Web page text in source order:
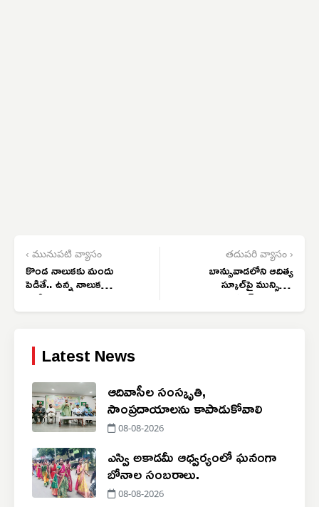
‹ మునుపటి వ్యాసం
కొండ నాలుకకు మందు
పెడితే.. ఉన్న నాలుక
ఊడినట్లు..
తదుపరి వ్యాసం ›
బాన్సువాడలోని ఆదిత్య
స్కూల్‌పై మున్సిపల్
కమిషనర్‌కు ఫిర్యాదు
Latest News
ఆదివాసీల సంస్కృతి,
సాంప్రదాయాలను కాపాడుకోవాలి
08-08-2026
ఎస్వి అకాడమీ ఆధ్వర్యంలో ఘనంగా
బోనాల సంబరాలు.
08-08-2026